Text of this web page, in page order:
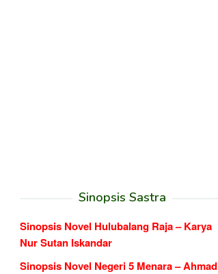
Sinopsis Sastra
Sinopsis Novel Hulubalang Raja – Karya
Nur Sutan Iskandar
Sinopsis Novel Negeri 5 Menara – Ahmad